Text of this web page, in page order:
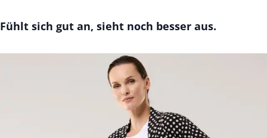
Fühlt sich gut an, sieht noch besser aus.